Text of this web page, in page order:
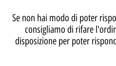
Se non hai modo di poter
consigliamo di rifare
disposizione per poter